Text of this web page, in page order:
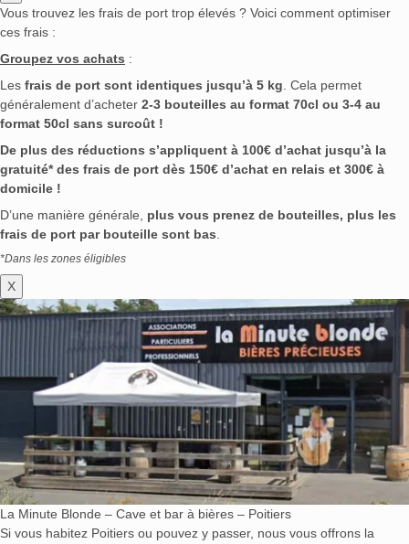
Vous trouvez les frais de port trop élevés ? Voici comment optimiser
ces frais :
Groupez vos achats :
Les frais de port sont identiques jusqu’à 5 kg. Cela permet
généralement d’acheter 2-3 bouteilles au format 70cl ou 3-4 au
format 50cl sans surcoût !
De plus des réductions s’appliquent à 100€ d’achat jusqu’à la
gratuité* des frais de port dès 150€ d’achat en relais et 300€ à
domicile !
D’une manière générale, plus vous prenez de bouteilles, plus les
frais de port par bouteille sont bas.
*Dans les zones éligibles
X
La Minute Blonde – Cave et bar à bières – Poitiers
Si vous habitez Poitiers ou pouvez y passer, nous vous offrons la